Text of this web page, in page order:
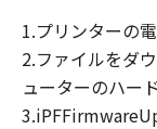
お客様は、
より必要な
ウエア」の
に輸出して
1.プリンターの
2.ファイルをダ
ューターのハー